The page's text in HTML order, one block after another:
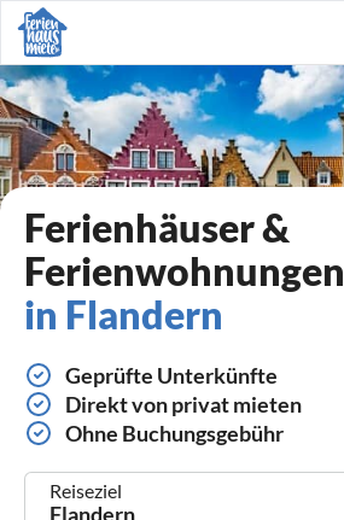
Ferienhäuser &
Ferienwohnungen
in Flandern
Geprüfte Unterkünfte
Direkt von privat mieten
Ohne Buchungsgebühr
Reiseziel